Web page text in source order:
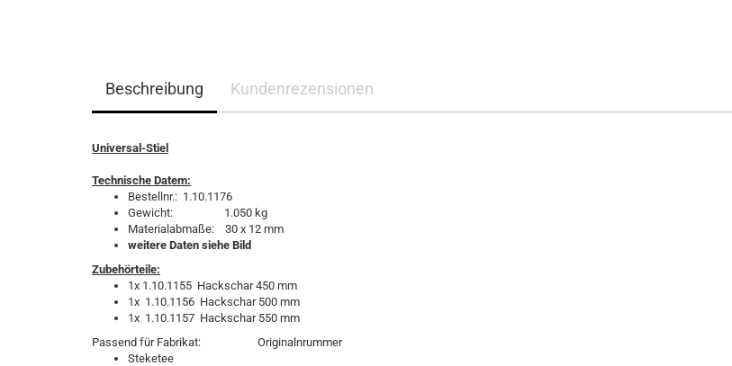
Beschreibung Kundenrezensionen
Universal-Stiel
Technische Datem:
Bestellnr.: 1.10.1176
Gewicht: 1.050 kg
Materialabmaße: 30 x 12 mm
weitere Daten siehe Bild
Zubehörteile:
1x 1.10.1155 Hackschar 450 mm
1x 1.10.1156 Hackschar 500 mm
1x 1.10.1157 Hackschar 550 mm
Passend für Fabrikat: Originalnrummer
Steketee